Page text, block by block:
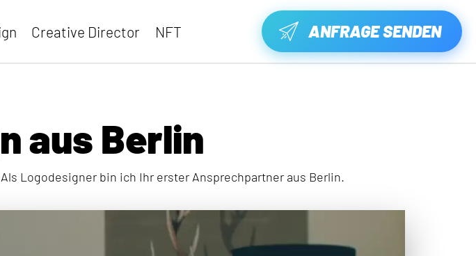
Creative Director NFT ANFRAGE SENDEN
aus Berlin
Logodesigner bin ich Ihr erster Ansprechpartner aus Berlin.